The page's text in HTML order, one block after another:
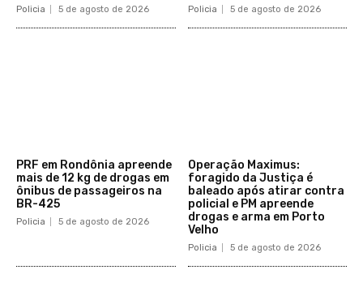
Policia 5 de agosto de 2026 Policia 5 de agosto de 2026
PRF em Rondônia apreende
mais de 12 kg de drogas em
ônibus de passageiros na
BR-425
Policia 5 de agosto de 2026
Operação Maximus:
foragido da Justiça é
baleado após atirar contra
policial e PM apreende
drogas e arma em Porto
Velho
Policia 5 de agosto de 2026